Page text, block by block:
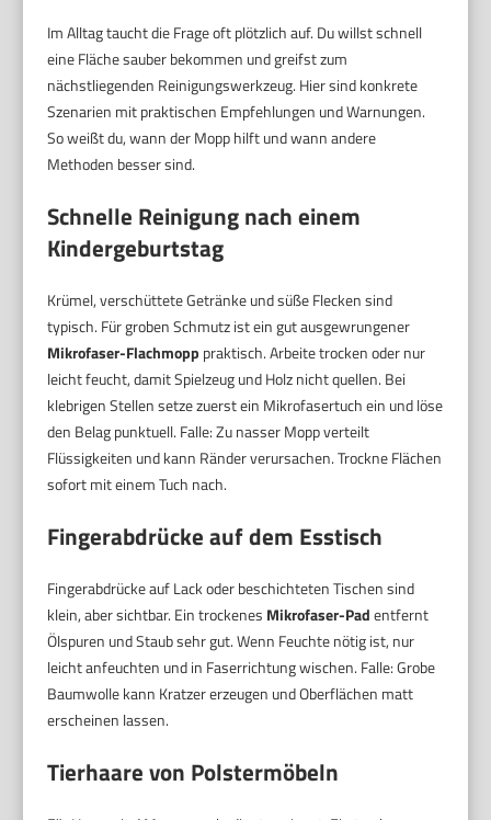
Im Alltag taucht die Frage oft plötzlich auf. Du willst schnell
eine Fläche sauber bekommen und greifst zum
nächstliegenden Reinigungswerkzeug. Hier sind konkrete
Szenarien mit praktischen Empfehlungen und Warnungen.
So weißt du, wann der Mopp hilft und wann andere
Methoden besser sind.
Schnelle Reinigung nach einem
Kindergeburtstag
Krümel, verschüttete Getränke und süße Flecken sind
typisch. Für groben Schmutz ist ein gut ausgewrungener
Mikrofaser-Flachmopp praktisch. Arbeite trocken oder nur
leicht feucht, damit Spielzeug und Holz nicht quellen. Bei
klebrigen Stellen setze zuerst ein Mikrofasertuch ein und löse
den Belag punktuell. Falle: Zu nasser Mopp verteilt
Flüssigkeiten und kann Ränder verursachen. Trockne Flächen
sofort mit einem Tuch nach.
Fingerabdrücke auf dem Esstisch
Fingerabdrücke auf Lack oder beschichteten Tischen sind
klein, aber sichtbar. Ein trockenes Mikrofaser-Padentfernt
Ölspuren und Staub sehr gut. Wenn Feuchte nötig ist, nur
leicht anfeuchten und in Faserrichtung wischen. Falle: Grobe
Baumwolle kann Kratzer erzeugen und Oberflächen matt
erscheinen lassen.
Tierhaare von Polstermöbeln